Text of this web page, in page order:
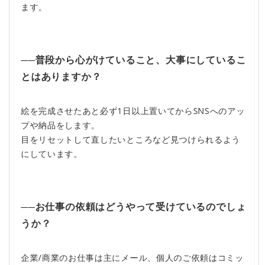
ます。
──普段から心がけていること、大事にしているこ
とはありますか？
絵を完成させたあと必ず1日以上置いてからSNSへのアッ
プや納品をします。
目をリセットして直したいところなど見つけられるよう
にしています。
──お仕事の依頼はどうやって受けているのでしょ
うか？
企業/商業のお仕事は主にメール、個人のご依頼はコミッ